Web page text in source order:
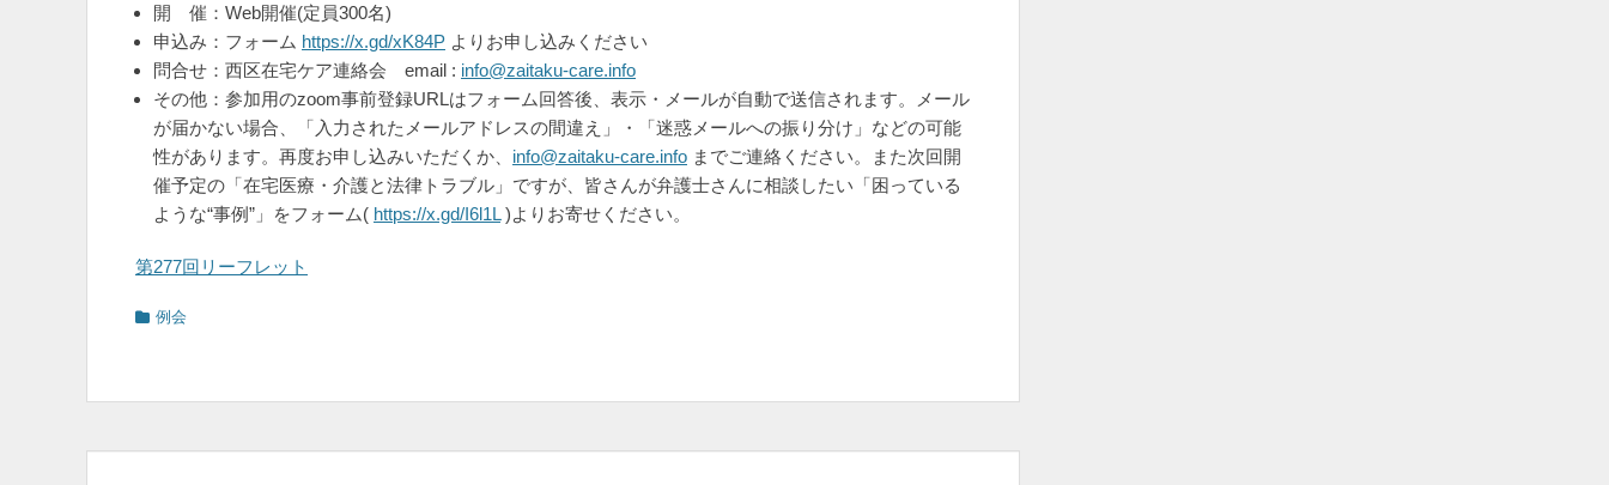
開 催：Web開催(定員300名)
申込み：フォーム https://x.gd/xK84P よりお申し込みください
問合せ：西区在宅ケア連絡会 email : info@zaitaku-care.info
その他：参加用のzoom事前登録URLはフォーム回答後、表示・メールが自動で送信されます。メール
が届かない場合、「入力されたメールアドレスの間違え」・「迷惑メールへの振り分け」などの可能
性があります。再度お申し込みいただくか、 info@zaitaku-care.info までご連絡ください。また次回開
催予定の「在宅医療・介護と法律トラブル」ですが、皆さんが弁護士さんに相談したい「困っている
ような“事例”」をフォーム( https://x.gd/I6l1L)よりお寄せください。
第277回リーフレット
カ 例会